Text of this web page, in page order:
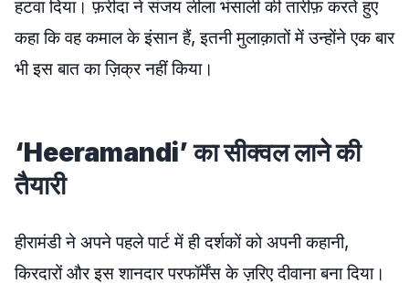
हटवा दिया। फ़रीदा ने संजय लीला भंसाली की तारीफ़ करते हुए
कहा कि वह कमाल के इंसान हैं, इतनी मुलाक़ातों में उन्होंने एक बार
भी इस बात का ज़िक्र नहीं किया।
‘Heeramandi’ का सीक्वल लाने की
तैयारी
हीरामंडी ने अपने पहले पार्ट में ही दर्शकों को अपनी कहानी,
किरदारों और इस शानदार परफॉर्मेंस के ज़रिए दीवाना बना दिया।